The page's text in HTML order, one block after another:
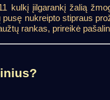
kulkį įilgarankį žalią
nukreipto stipraus
rankas, prireikė